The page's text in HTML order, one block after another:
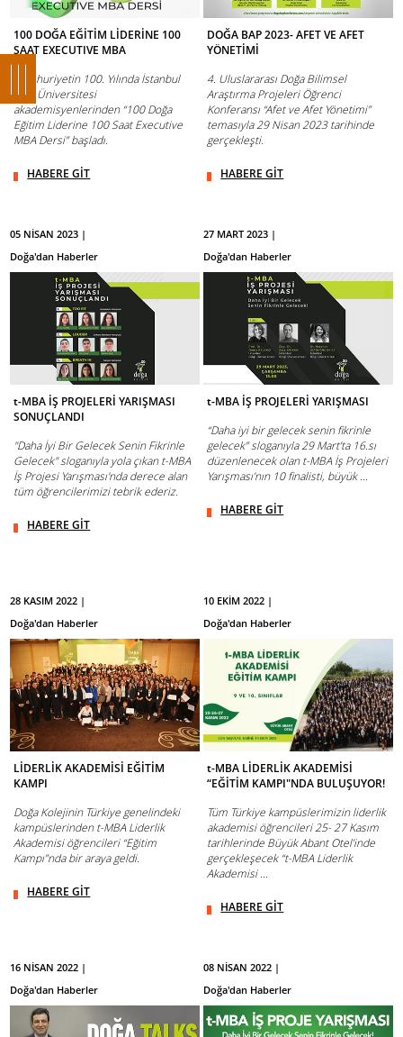
100 DOĞA EĞİTİM LİDERİNE 100
SAAT EXECUTIVE MBA
Cumhuriyetin 100. Yılında İstanbul
Bilgi Üniversitesi
akademisyenlerinden “100 Doğa
Eğitim Liderine 100 Saat Executive
MBA Dersi” başladı.
HABERE GİT
DOĞA BAP 2023- AFET VE AFET
YÖNETİMİ
4. Uluslararası Doğa Bilimsel
Araştırma Projeleri Öğrenci
Konferansı “Afet ve Afet Yönetimi”
temasıyla 29 Nisan 2023 tarihinde
gerçekleşti.
HABERE GİT
05 NİSAN 2023 |
Doğa'dan Haberler
t-MBA İŞ PROJELERİ YARIŞMASI
SONUÇLANDI
"Daha İyi Bir Gelecek Senin Fikrinle
Gelecek" sloganıyla yola çıkan t-MBA
İş Projesi Yarışması'nda derece alan
tüm öğrencilerimizi tebrik ederiz.
HABERE GİT
27 MART 2023 |
Doğa'dan Haberler
t-MBA İŞ PROJELERİ YARIŞMASI
“Daha iyi bir gelecek senin fikrinle
gelecek” sloganıyla 29 Mart’ta 16.sı
düzenlenecek olan t-MBA İş Projeleri
Yarışması’nın 10 finalisti, büyük ...
HABERE GİT
28 KASIM 2022 |
Doğa'dan Haberler
LİDERLİK AKADEMİSİ EĞİTİM
KAMPI
Doğa Kolejinin Türkiye genelindeki
kampüslerinden t-MBA Liderlik
Akademisi öğrencileri “Eğitim
Kampı”nda bir araya geldi.
HABERE GİT
10 EKİM 2022 |
Doğa'dan Haberler
t-MBA LİDERLİK AKADEMİSİ
“EĞİTİM KAMPI"NDA BULUŞUYOR!
Tüm Türkiye kampüslerimizin liderlik
akademisi öğrencileri 25- 27 Kasım
tarihlerinde Büyük Abant Otel’inde
gerçekleşecek “t-MBA Liderlik
Akademisi ...
HABERE GİT
16 NİSAN 2022 |
Doğa'dan Haberler
08 NİSAN 2022 |
Doğa'dan Haberler